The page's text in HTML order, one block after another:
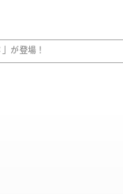
が登場！